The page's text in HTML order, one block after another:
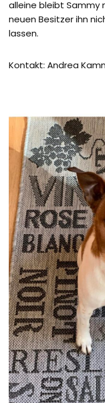
alleine bleibt Sammy
neuen Besitzer ihn
lassen.
Kontakt: Andrea